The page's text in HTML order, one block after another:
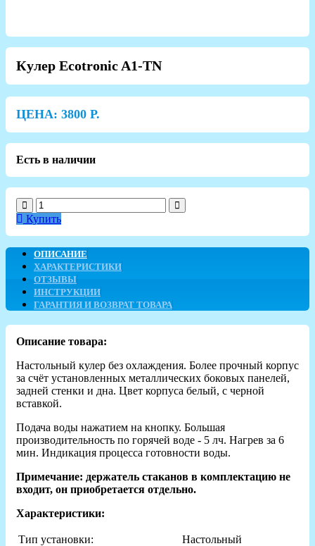
Кулер Ecotronic A1-TN
ЦЕНА: 3800 Р.
Есть в наличии
Купить
ОПИСАНИЕ
ХАРАКТЕРИСТИКИ
ОТЗЫВЫ
ИНСТРУКЦИИ
ГАРАНТИЯ И ВОЗВРАТ ТОВАРА
Описание товара:
Настольный кулер без охлаждения. Более прочный корпус
за счёт установленных металлических боковых панелей,
задней стенки и дна. Цвет корпуса белый, с черной
вставкой.
Подача воды нажатием на кнопку. Большая
производительность по горячей воде - 5 лч. Нагрев за 6
мин. Индикация процесса готовности воды.
Примечание: держатель стаканов в комплектацию не
входит, он приобретается отдельно.
Характеристики:
Тип установки:
Настольный